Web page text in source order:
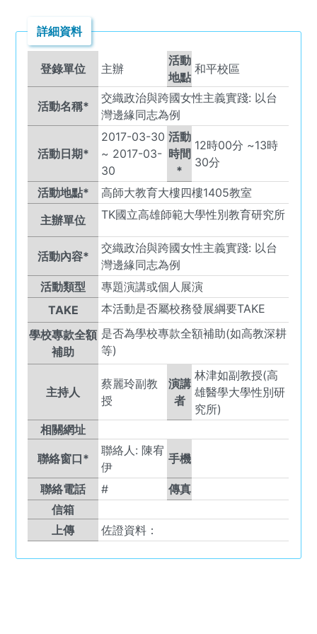
詳細資料
登錄單位 主辦
活動
地點
和平校區
活動名稱*
交織政治與跨國女性主義實踐: 以台
灣邊緣同志為例
活動日期*
2017-03-30
~ 2017-03-
30
活動
時間
*
12時00 分 ~13時
30分
活動地點*
高師大教育大樓四樓1405教室
主辦單位
TK國立高雄師範大學性別教育研究所
活動內容*
交織政治與跨國女性主義實踐: 以台
灣邊緣同志為例
活動類型
專題演講或個人展演
TAKE
本活動是否屬校務發展綱要TAKE
學校專款全額
補助
是否為學校專款全額補助(如高教深耕
等)
主持人
蔡麗玲副教
授
演講
者
林津如副教授(高
雄醫學大學性別研
究所)
相關網址
聯絡窗口*
聯絡人: 陳宥
伊
手機
聯絡電話 #
傳真
信箱
上傳
佐證資料：